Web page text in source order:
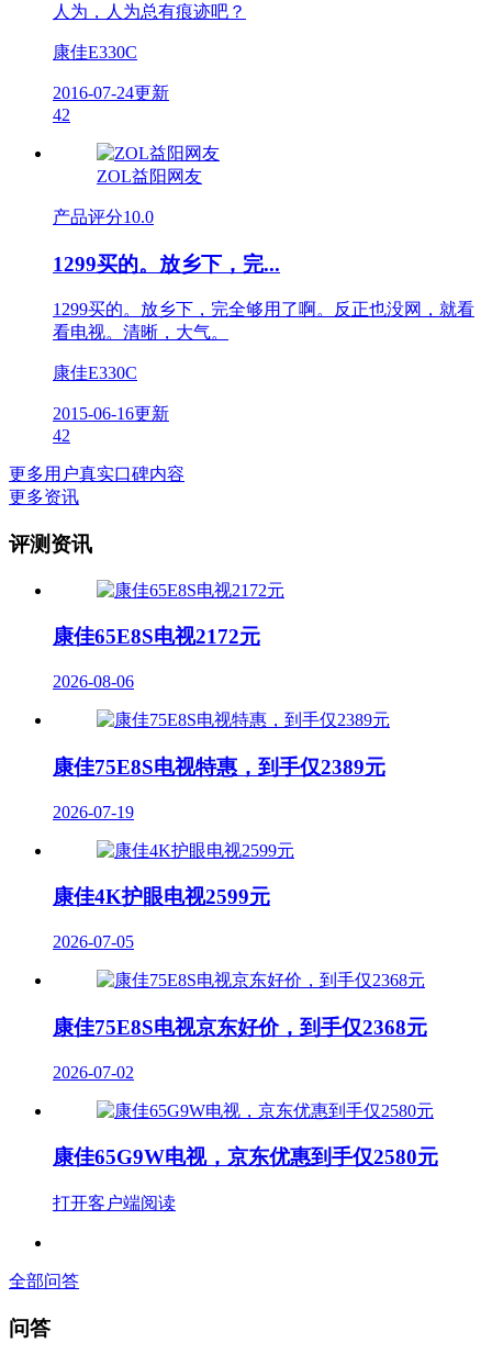
人为，人为总有痕迹吧？
康佳E330C
2016-07-24更新
42
ZOL益阳网友
产品评分10.0
1299买的。放乡下，完...
1299买的。放乡下，完全够用了啊。反正也没网，就看
看电视。清晰，大气。
康佳E330C
2015-06-16更新
42
更多用户真实口碑内容
更多资讯
评测资讯
康佳65E8S电视2172元
2026-08-06
康佳75E8S电视特惠，到手仅2389元
2026-07-19
康佳4K护眼电视2599元
2026-07-05
康佳75E8S电视京东好价，到手仅2368元
2026-07-02
康佳65G9W电视，京东优惠到手仅2580元
打开客户端阅读
全部问答
问答